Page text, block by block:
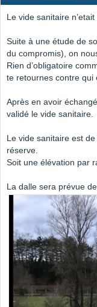
Le vide sanitaire
Suite à une étude de
du compromis), on
Rien d’obligatoire
te retournes contre qui
Après en avoir
validé le vide sanitaire.
Le vide sanitaire est
réserve.
Soit une élévation par
La dalle sera prévue